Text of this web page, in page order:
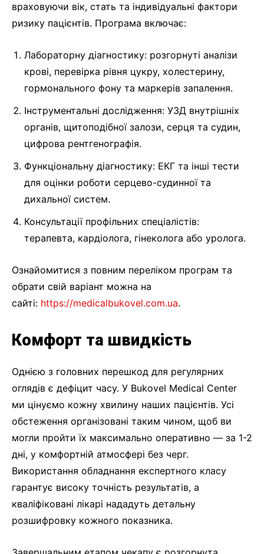
враховуючи вік, стать та індивідуальні фактори
ризику пацієнтів. Програма включає:
Лабораторну діагностику: розгорнуті аналізи
крові, перевірка рівня цукру, холестерину,
гормонального фону та маркерів запалення.
Інструментальні дослідження: УЗД внутрішніх
органів, щитоподібної залози, серця та судин,
цифрова рентгенографія.
Функціональну діагностику: ЕКГ та інші тести
для оцінки роботи серцево-судинної та
дихальної систем.
Консультації профільних спеціалістів:
терапевта, кардіолога, гінеколога або уролога.
Ознайомитися з повним переліком програм та
обрати свій варіант можна на
сайті: https://medicalbukovel.com.ua.
Комфорт та швидкість
Однією з головних перешкод для регулярних
оглядів є дефіцит часу. У Bukovel Medical Center
ми цінуємо кожну хвилину наших пацієнтів. Усі
обстеження організовані таким чином, щоб ви
могли пройти їх максимально оперативно — за 1-2
дні, у комфортній атмосфері без черг.
Використання обладнання експертного класу
гарантує високу точність результатів, а
кваліфіковані лікарі нададуть детальну
розшифровку кожного показника.